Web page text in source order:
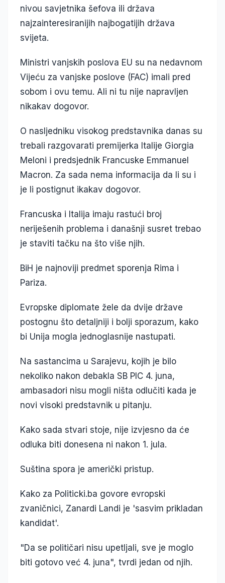
nivou savjetnika šefova ili država
najzainteresiranijih najbogatijih država
svijeta.
Ministri vanjskih poslova EU su na nedavnom
Vijeću za vanjske poslove (FAC) imali pred
sobom i ovu temu. Ali ni tu nije napravljen
nikakav dogovor.
O nasljedniku visokog predstavnika danas su
trebali razgovarati premijerka Italije Giorgia
Meloni i predsjednik Francuske Emmanuel
Macron. Za sada nema informacija da li su i
je li postignut ikakav dogovor.
Francuska i Italija imaju rastući broj
neriješenih problema i današnji susret trebao
je staviti tačku na što više njih.
BiH je najnoviji predmet sporenja Rima i
Pariza.
Evropske diplomate žele da dvije države
postognu što detaljniji i bolji sporazum, kako
bi Unija mogla jednoglasnije nastupati.
Na sastancima u Sarajevu, kojih je bilo
nekoliko nakon debakla SB PIC 4. juna,
ambasadori nisu mogli ništa odlučiti kada je
novi visoki predstavnik u pitanju.
Kako sada stvari stoje, nije izvjesno da će
odluka biti donesena ni nakon 1. jula.
Suština spora je američki pristup.
Kako za Politicki.ba govore evropski
zvaničnici, Zanardi Landi je 'sasvim prikladan
kandidat'.
"Da se političari nisu upetljali, sve je moglo
biti gotovo već 4. juna", tvrdi jedan od njih.